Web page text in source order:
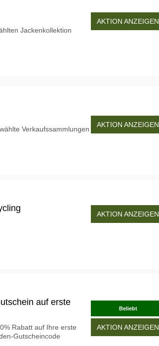
Jackenkollektion
AKTION ANZEIGEN
Verkaufssammlungen
AKTION ANZEIGEN
AKTION ANZEIGEN
auf erste
Rabatt auf Ihre erste
Gutscheincode
Beliebt
AKTION ANZEIGEN